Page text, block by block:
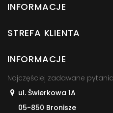
INFORMACJE
STREFA KLIENTA
INFORMACJE
Najczęściej zadawane
ul. Świerkowa 1A
05-850 Bronisze